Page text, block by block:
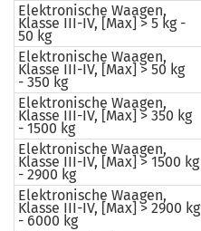
Elektronische Waagen,
Klasse III-IV, [Max] > 5 kg -
50 kg
Elektronische Waagen,
Klasse III-IV, [Max] > 50 kg
- 350 kg
Elektronische Waagen,
Klasse III-IV, [Max] > 350 kg
- 1500 kg
Elektronische Waagen,
Klasse III-IV, [Max] > 1500 kg
- 2900 kg
Elektronische Waagen,
Klasse III-IV, [Max] > 2900 kg
- 6000 kg